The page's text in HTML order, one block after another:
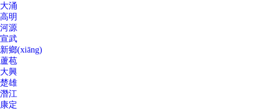
大涌
高明
河源
宣武
新鄉(xiāng)
蘆苞
大興
楚雄
潛江
康定